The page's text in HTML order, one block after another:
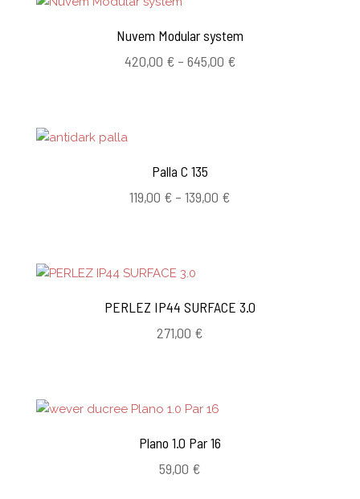
Nuvem Modular system
420,00 € – 645,00 €Hintaluokka:
Palla C 135
119,00 € – 139,00 €Hintaluokka:
PERLEZ IP44 SURFACE 3.0
271,00 €
Plano 1.0 Par 16
59,00 €